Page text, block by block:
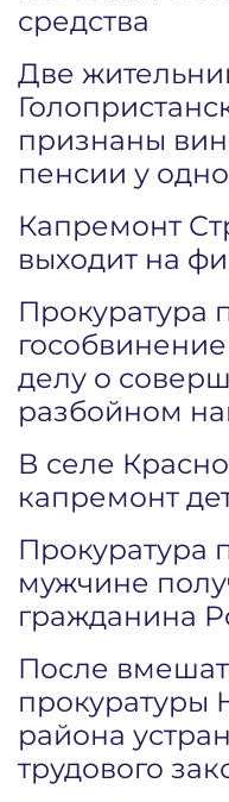
средства
Две
признаны
пенсии у
Капремонт
выходит на
Прокуратура
делу о
разбойном
В селе
капремонт
Прокуратура
мужчине
гражданина
После
прокуратуры
района
трудового